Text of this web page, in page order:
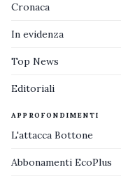
Cronaca
In evidenza
Top News
Editoriali
APPROFONDIMENTI
L'attacca Bottone
Abbonamenti EcoPlus